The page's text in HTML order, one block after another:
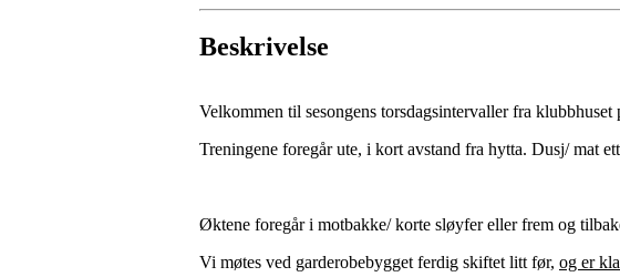
Beskrivelse
Velkommen til sesongens torsdagsintervaller fra klubbhuset
Treningene foregår ute, i kort avstand fra hytta. Dusj/ mat
Øktene foregår i motbakke/ korte sløyfer eller frem og
Vi møtes ved garderobebygget ferdig skiftet litt før, og er